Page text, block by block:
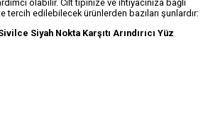
olabilir. Cilt tipinize ve ihtiyacınıza bağlı
tercih edilebilecek ürünlerden bazıları şunlardır:
Siyah Nokta Karşıtı Arındırıcı Yüz